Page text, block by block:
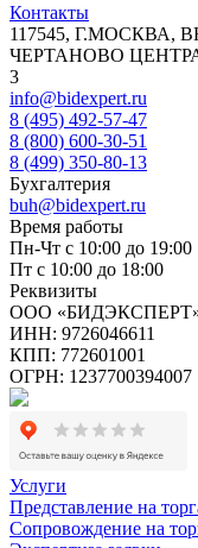
Контакты
117545,
ЧЕРТАНОВО
3
info@bidexpert.ru
8 (495) 492-57-47
8 (800) 600-30-51
8 (499) 350-80-13
Бухгалтерия
buh@bidexpert.ru
Время работы
Пн-Чт с 10:00 до 19:00
Пт с 10:00 до 18:00
Реквизиты
ООО
ИНН: 9726046611
КПП: 772601001
ОГРН: 1237700394007
Услуги
Представление на
Сопровождение на